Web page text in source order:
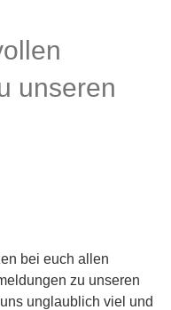
unseren
bei euch allen
zu unseren
unglaublich viel und